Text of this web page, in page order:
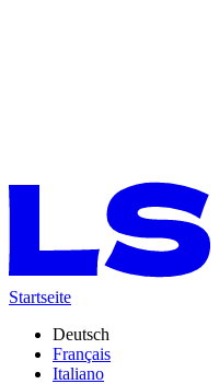
Startseite
Deutsch
Français
Italiano